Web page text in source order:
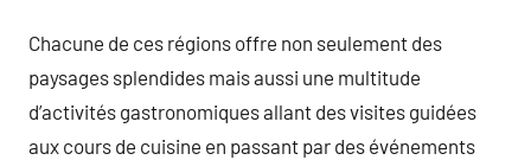
Chacune de ces régions offre non seulement des
paysages splendides mais aussi une multitude
d’activités gastronomiques allant des visites guidées
aux cours de cuisine en passant par des événements